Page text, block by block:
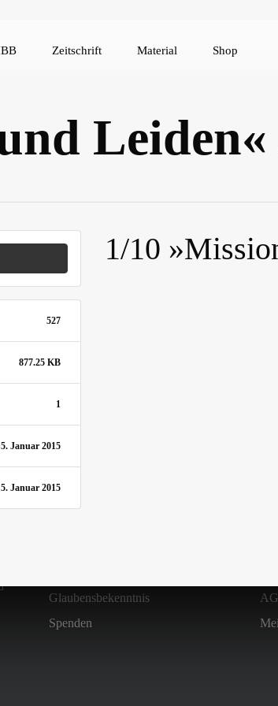
Zeitschrift Material Shop
527
877.25 KB
1
5. Januar 2015
5. Januar 2015
1/10
Glaubensbekenntnis
Spenden